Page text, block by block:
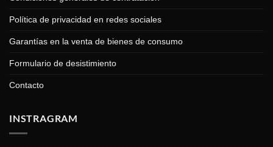
Política de privacidad en redes sociales
Garantías en la venta de bienes de consumo
Formulario de desistimiento
Contacto
INSTRAGRAM